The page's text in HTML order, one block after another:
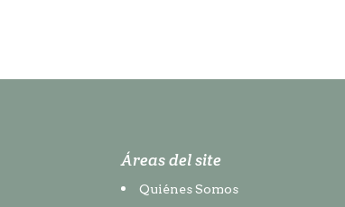
Áreas del site
Quiénes Somos